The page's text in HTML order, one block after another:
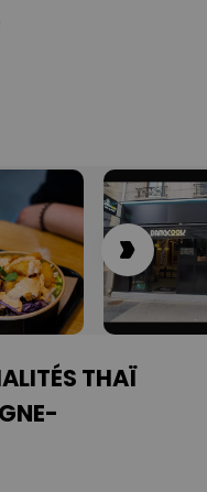
THAÏ